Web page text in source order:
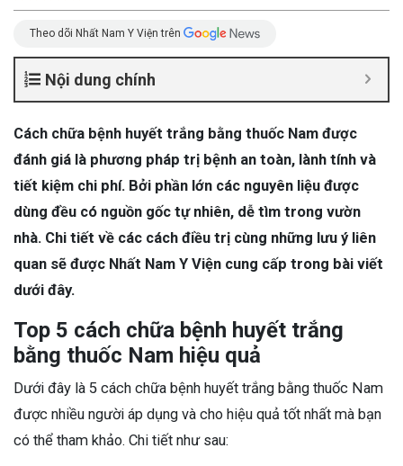
Theo dõi Nhất Nam Y Viện trên
Nội dung chính
Cách chữa bệnh huyết trắng bằng thuốc Nam được
đánh giá là phương pháp trị bệnh an toàn, lành tính và
tiết kiệm chi phí. Bởi phần lớn các nguyên liệu được
dùng đều có nguồn gốc tự nhiên, dễ tìm trong vườn
nhà. Chi tiết về các cách điều trị cùng những lưu ý liên
quan sẽ được Nhất Nam Y Viện cung cấp trong bài viết
dưới đây.
Top 5 cách chữa bệnh huyết trắng
bằng thuốc Nam hiệu quả
Dưới đây là 5 cách chữa bệnh huyết trắng bằng thuốc Nam
được nhiều người áp dụng và cho hiệu quả tốt nhất mà bạn
có thể tham khảo. Chi tiết như sau: